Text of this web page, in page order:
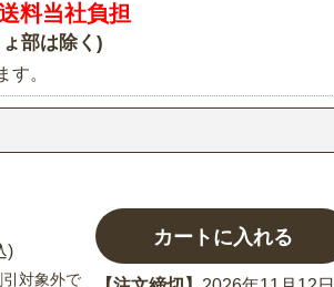
料当社負担
部は除く)
。
)
対象外で
カートに入れる